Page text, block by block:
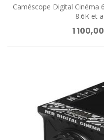
Caméscope Digital Cinéma
8.6K et
1